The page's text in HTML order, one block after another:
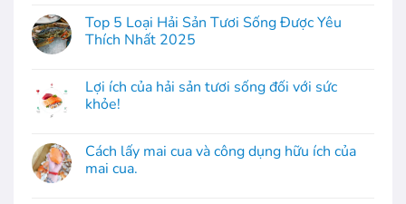
Top 5 Loại Hải Sản Tươi Sống Được Yêu
Thích Nhất 2025
Lợi ích của hải sản tươi sống đối với sức
khỏe!
Cách lấy mai cua và công dụng hữu ích của
mai cua.